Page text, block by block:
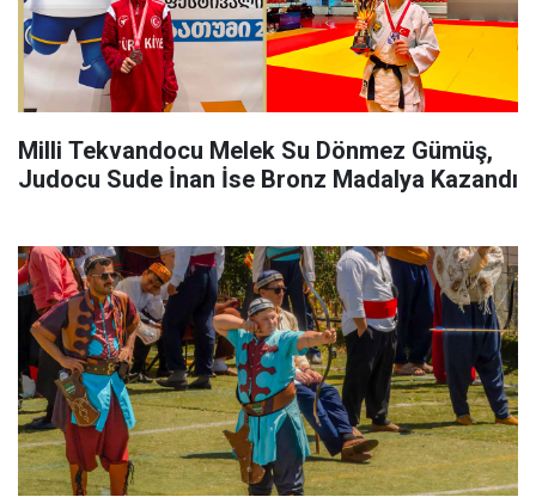
Milli Tekvandocu Melek Su Dönmez Gümüş,
Judocu Sude İnan İse Bronz Madalya Kazandı